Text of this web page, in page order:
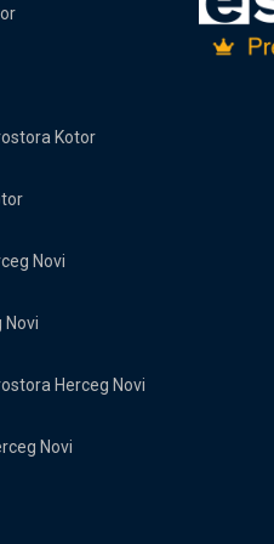
Kotor
Novi
Novi
Herceg Novi
Novi